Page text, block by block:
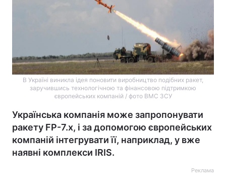
В Україні виникла ідея поновити виробництво подібних ракет,
заручившись технологічною та фінансовою підтримкою
європейських компаній / фото ВМС ЗСУ
Українська компанія може запропонувати
ракету FP-7.х, і за допомогою європейських
компаній інтегрувати її, наприклад, у вже
наявні комплекси IRIS.
Реклама